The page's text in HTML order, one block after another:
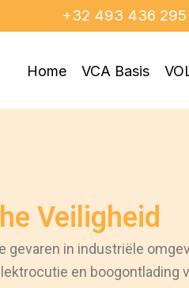
+32 493 436 295
Home VCA Basis
Veiligheid
gevaren in industriële
en boogontlading